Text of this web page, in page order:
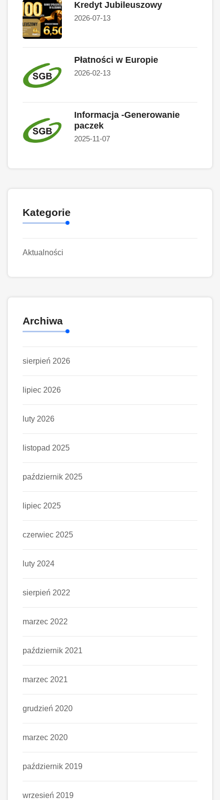
Kredyt Jubileuszowy
2026-07-13
Płatności w Europie
2026-02-13
Informacja -Generowanie
paczek
2025-11-07
Kategorie
Aktualności
Archiwa
sierpień 2026
lipiec 2026
luty 2026
listopad 2025
październik 2025
lipiec 2025
czerwiec 2025
luty 2024
sierpień 2022
marzec 2022
październik 2021
marzec 2021
grudzień 2020
marzec 2020
październik 2019
wrzesień 2019